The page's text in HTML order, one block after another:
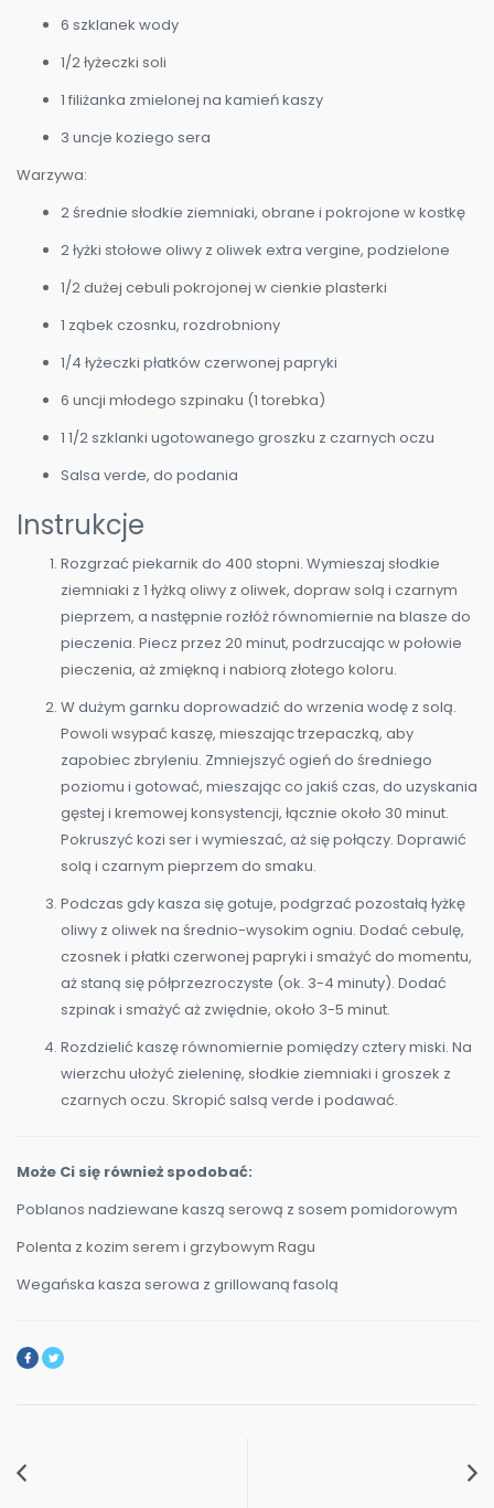
6 szklanek wody
1/2 łyżeczki soli
1 filiżanka zmielonej na kamień kaszy
3 uncje koziego sera
Warzywa:
2 średnie słodkie ziemniaki, obrane i pokrojone w kostkę
2 łyżki stołowe oliwy z oliwek extra vergine, podzielone
1/2 dużej cebuli pokrojonej w cienkie plasterki
1 ząbek czosnku, rozdrobniony
1/4 łyżeczki płatków czerwonej papryki
6 uncji młodego szpinaku (1 torebka)
1 1/2 szklanki ugotowanego groszku z czarnych oczu
Salsa verde, do podania
Instrukcje
Rozgrzać piekarnik do 400 stopni. Wymieszaj słodkie
ziemniaki z 1 łyżką oliwy z oliwek, dopraw solą i czarnym
pieprzem, a następnie rozłóż równomiernie na blasze do
pieczenia. Piecz przez 20 minut, podrzucając w połowie
pieczenia, aż zmiękną i nabiorą złotego koloru.
W dużym garnku doprowadzić do wrzenia wodę z solą.
Powoli wsypać kaszę, mieszając trzepaczką, aby
zapobiec zbryleniu. Zmniejszyć ogień do średniego
poziomu i gotować, mieszając co jakiś czas, do uzyskania
gęstej i kremowej konsystencji, łącznie około 30 minut.
Pokruszyć kozi ser i wymieszać, aż się połączy. Doprawić
solą i czarnym pieprzem do smaku.
Podczas gdy kasza się gotuje, podgrzać pozostałą łyżkę
oliwy z oliwek na średnio-wysokim ogniu. Dodać cebulę,
czosnek i płatki czerwonej papryki i smażyć do momentu,
aż staną się półprzezroczyste (ok. 3-4 minuty). Dodać
szpinak i smażyć aż zwiędnie, około 3-5 minut.
Rozdzielić kaszę równomiernie pomiędzy cztery miski. Na
wierzchu ułożyć zieleninę, słodkie ziemniaki i groszek z
czarnych oczu. Skropić salsą verde i podawać.
Może Ci się również spodobać:
Poblanos nadziewane kaszą serową z sosem pomidorowym
Polenta z kozim serem i grzybowym Ragu
Wegańska kasza serowa z grillowaną fasolą